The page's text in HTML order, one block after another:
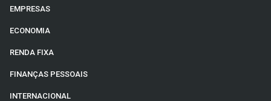
EMPRESAS
ECONOMIA
RENDA FIXA
FINANÇAS PESSOAIS
INTERNACIONAL